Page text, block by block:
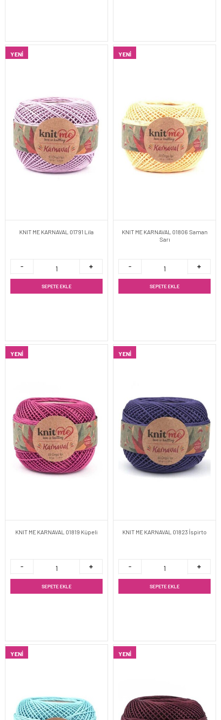
YENI
KNIT ME KARNAVAL 01791 Lila
SEPETE EKLE
YENI
KNIT ME KARNAVAL 01806 Saman
Sarı
SEPETE EKLE
YENI
KNIT ME KARNAVAL 01819 Küpeli
SEPETE EKLE
YENI
KNIT ME KARNAVAL 01823 İspirto
SEPETE EKLE
YENI YENI